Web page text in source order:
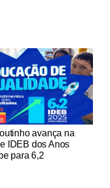
avança na
IDEB dos Anos
para 6,2